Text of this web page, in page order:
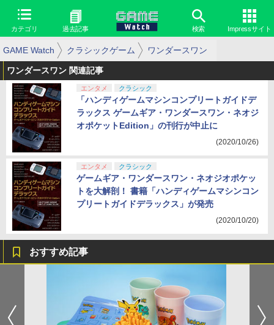
カテゴリ 過去記事 検索 Impressサイト
GAME Watch クラシックゲーム ワンダースワン
ワンダースワン 関連記事
エンタメ クラシック
「ハンディゲームマシンコンプリートガイドデ
ラックス ゲームギア・ワンダースワン・ネオジ
オポケットEdition」の刊行が中止に
(2020/10/26)
エンタメ クラシック
ゲームギア・ワンダースワン・ネオジオポケッ
トを大解剖！ 書籍「ハンディゲームマシンコン
プリートガイドデラックス」が発売
(2020/10/20)
おすすめ記事